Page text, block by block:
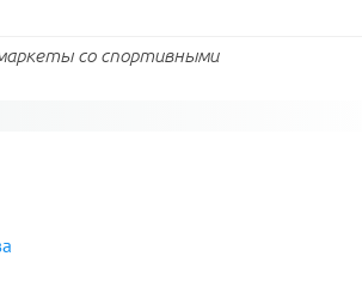
со спортивными